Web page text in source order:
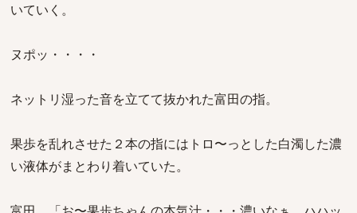
いていく。
ヌポッ・・・・
ネットリ湿った音を立てて抜かれた富田の指。
果歩を乱れさせた２本の指にはトロ〜っとした白濁した濃
い液体がまとわり着いていた。